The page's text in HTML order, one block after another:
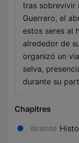
tras sobrevivir
Guerrero, el
estos seres al
alrededor de
organizó un
selva,
durante su
Chapitres
00:00:00